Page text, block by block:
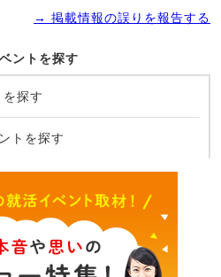
→ 掲載情報の誤りを報告する
ントを探す
探す
トを探す